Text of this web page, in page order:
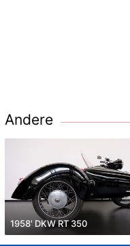
Andere
1958' DKW RT 350